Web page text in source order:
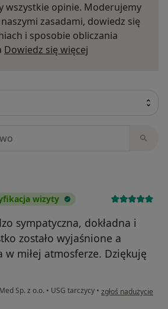
wszystkie opinie. Moderujemy
zasadami, dowiedz się
i sposobie obliczania
Dowiedz się więcej
wizyty
sympatyczna, dokładna i
zostało wyjaśnione a
w miłej atmosferze. Dziękuję
Sp. z o.o. • USG tarczycy • w opinii
zgłoś nadużycie